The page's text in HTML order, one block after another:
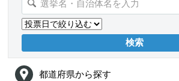
都道府県から探す